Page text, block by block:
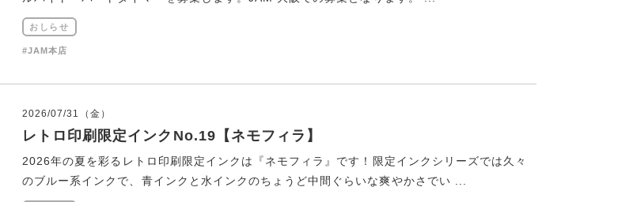
おしらせ
#JAM本店
2026/07/31（金）
レトロ印刷限定インクNo.19【ネモフィラ】
2026年の夏を彩るレトロ印刷限定インクは『ネモフィラ』です！限定インクシリーズでは久々
のブルー系インクで、青インクと水インクのちょうど中間ぐらいな爽やかさでい ...